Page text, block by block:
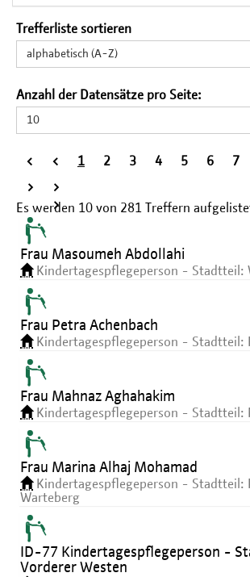
Trefferliste sortieren
alphabetisch (A-Z)
Anzahl der Datensätze pro Seite:
10
<
< 1 2 3 4 5 6 7
>
>
>
Es werden 10 von 281 Treffern
Frau Masoumeh Abdollahi
Kindertagespflegeperson - Stadtteil:
Frau Petra Achenbach
Kindertagespflegeperson - Stadtteil:
Frau Mahnaz Aghahakim
Kindertagespflegeperson - Stadtteil:
Frau Marina Alhaj Mohamad
Kindertagespflegeperson - Stadtteil:
Warteberg
ID-77 Kindertagespflegeperson -
Vorderer Westen